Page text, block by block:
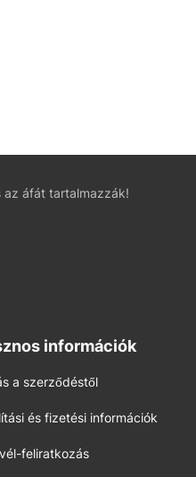
az áfát tartalmazzák!
információk
a szerződéstől
és fizetési információk
feliratkozás